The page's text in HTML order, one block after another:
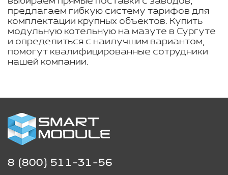
предлагаем гибкую систему тарифов для
комплектации крупных объектов. Купить
модульную котельную на мазуте в Сургуте
и определиться с наилучшим вариантом,
помогут квалифицированные сотрудники
нашей компании.
8 (800) 511-31-56